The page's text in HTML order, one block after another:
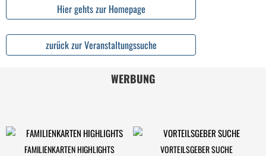
Hier gehts zur Homepage
zurück zur Veranstaltungssuche
WERBUNG
FAMILIENKARTEN HIGHLIGHTS VORTEILSGEBER SUCHE